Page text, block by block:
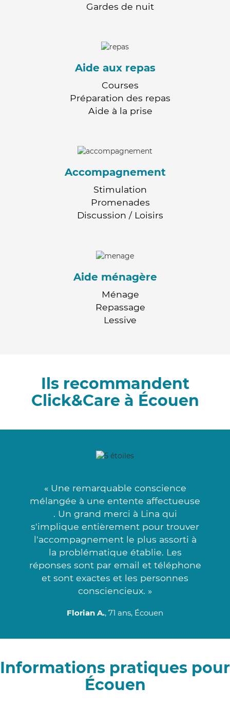
Gardes de nuit
Aide aux repas
Courses
Préparation des repas
Aide à la prise
Accompagnement
Stimulation
Promenades
Discussion / Loisirs
Aide ménagère
Ménage
Repassage
Lessive
Ils recommandent
Click&Care à Écouen
« Une remarquable conscience
mélangée à une entente affectueuse
. Un grand merci à Lina qui
s'implique entièrement pour trouver
l'accompagnement le plus assorti à
la problématique établie. Les
réponses sont par email et téléphone
et sont exactes et les personnes
consciencieux. »
Florian A., 71 ans, Écouen
Informations pratiques pour
Écouen